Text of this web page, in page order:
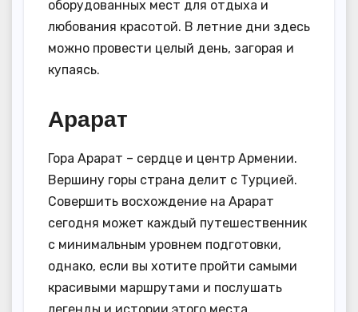
оборудованных мест для отдыха и
любования красотой. В летние дни здесь
можно провести целый день, загорая и
купаясь.
Арарат
Гора Арарат – сердце и центр Армении.
Вершину горы страна делит с Турцией.
Совершить восхождение на Арарат
сегодня может каждый путешественник
с минимальным уровнем подготовки,
однако, если вы хотите пройти самыми
красивыми маршрутами и послушать